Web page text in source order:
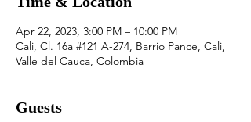
Apr 22, 2023, 3:00 PM – 10:00 PM
Cali, Cl. 16a #121 A-274, Barrio Pance, Cali,
Valle del Cauca, Colombia
Guests